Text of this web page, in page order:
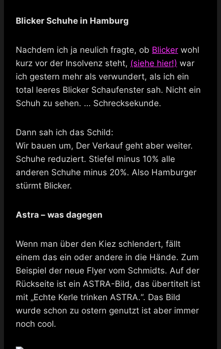
Blicker Schuhe in Hamburg
Nachdem ich ja neulich fragte, ob Blicker wohl
kurz vor der Insolvenz steht, (siehe hier!) war
ich gestern mehr als verwundert, als ich ein
total leeres Blicker Schaufenster sah. Nicht ein
Schuh zu sehen. … Schrecksekunde.
Dann sah ich das Schild:
Wir bauen um, Der Verkauf geht aber weiter.
Schuhe reduziert. Stiefel minus 10% alle
anderen Schuhe minus 20%. Also Hamburger
stürmt Blicker.
Astra – was dagegen
Wenn man über den Kiez schlendert, fällt
einem das ein oder andere in die Hände. Zum
Beispiel der neue Flyer vom Schmidts. Auf der
Rückseite ist ein ASTRA-Bild, das übertitelt ist
mit „Echte Kerle trinken ASTRA.“. Das Bild
wurde schon zu ostern genutzt ist aber immer
noch cool.